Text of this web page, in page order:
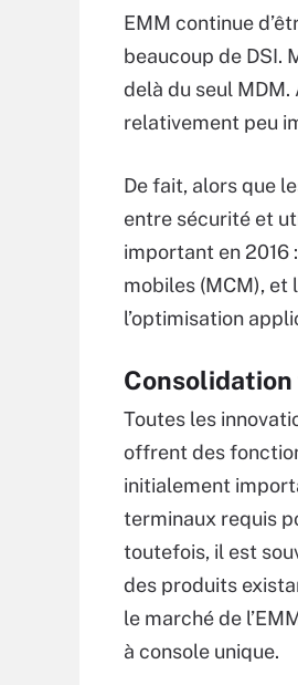
EMM continue
beaucoup de DSI.
delà du seul MDM.
relativement peu
De fait, alors que
entre sécurité et
important en 2016
mobiles (MCM), et
l’optimisation
Toutes les
offrent des
initialement
terminaux requis
toutefois, il est
des produits
le marché de
à console unique.